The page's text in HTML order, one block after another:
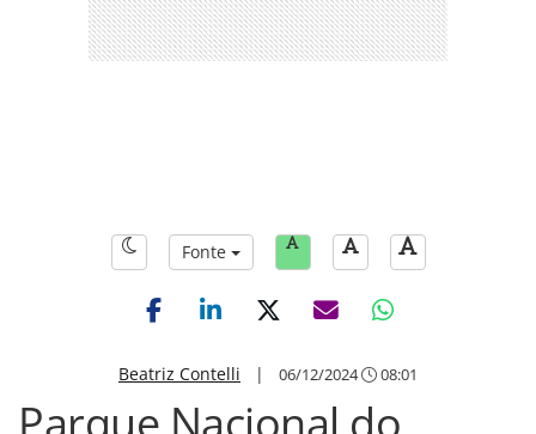
Fonte
Beatriz Contelli | 06/12/2024 08:01